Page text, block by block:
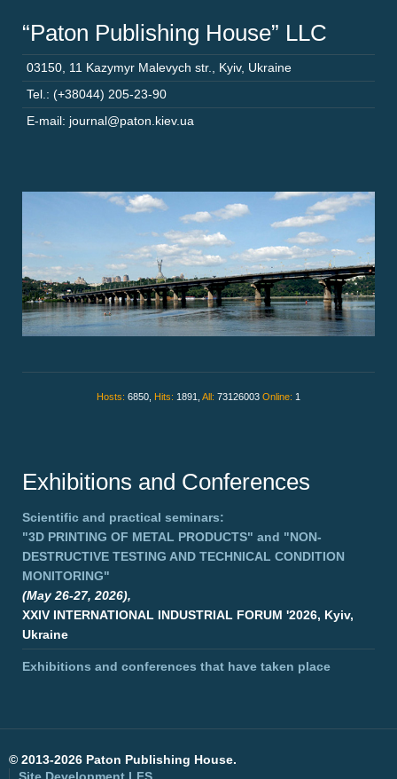
“Paton Publishing House” LLC
03150 11 Kazymyr Malevych str. Kyiv, Ukraine
Tel.: (+38044) 205-23-90
E-mail: journal@paton.kiev.ua
Hosts: 6850, Hits: 1891, All: 73126003 Online: 1
Exhibitions and Conferences
Scientific and practical seminars:
"3D PRINTING OF METAL PRODUCTS" and "NON-
DESTRUCTIVE TESTING AND TECHNICAL CONDITION
MONITORING"
(May 26-27, 2026),
XXIV INTERNATIONAL INDUSTRIAL FORUM '2026, Kyiv,
Ukraine
Exhibitions and conferences that have taken place
© 2013-2026 Paton Publishing House.